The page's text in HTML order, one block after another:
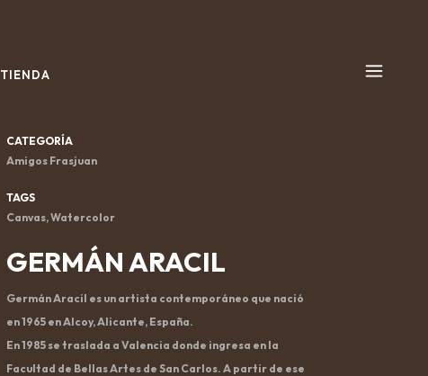
TIENDA
CATEGORÍA
Amigos Frasjuan
TAGS
Canvas, Watercolor
GERMÁN ARACIL
Germán Aracil es un artista contemporáneo que nació
en 1965 en Alcoy, Alicante, España.
En 1985 se traslada a Valencia donde ingresa en la
Facultad de Bellas Artes de San Carlos. A partir de ese